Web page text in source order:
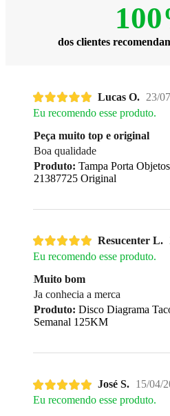
dos clientes
Lucas O. 23/
Eu recomendo esse produto.
Peça muito top e original
Boa qualidade
Produto: Tampa Porta
21387725 Original
Resucenter L.
Eu recomendo esse produto.
Muito bom
Ja conhecia a merca
Produto: Disco Diagrama
Semanal 125KM
José S. 15/04/
Eu recomendo esse produto.